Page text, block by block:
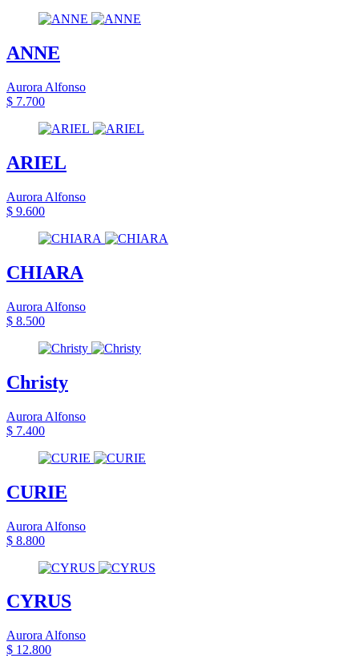
ANNE
Aurora Alfonso
$ 7.700
ARIEL
Aurora Alfonso
$ 9.600
CHIARA
Aurora Alfonso
$ 8.500
Christy
Aurora Alfonso
$ 7.400
CURIE
Aurora Alfonso
$ 8.800
CYRUS
Aurora Alfonso
$ 12.800